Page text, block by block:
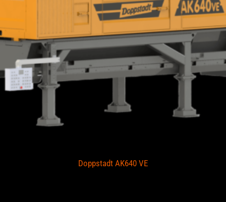
Doppstadt AK640 VE